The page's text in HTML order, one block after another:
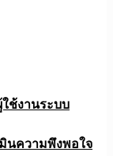
ช้งานระบบ
มินความพึงพอใจ